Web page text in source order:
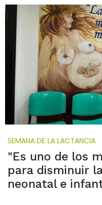
SEMANA DE LA LACTANCIA
"Es uno de los
para disminuir
neonatal e